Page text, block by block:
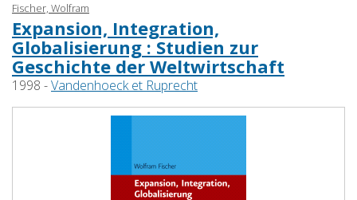
Fischer, Wolfram
Expansion, Integration,
Globalisierung : Studien zur
Geschichte der Weltwirtschaft
1998 -Vandenhoeck et Ruprecht